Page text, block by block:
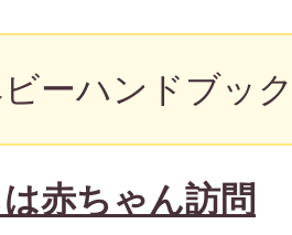
ーハンドブッ
赤ちゃん訪問